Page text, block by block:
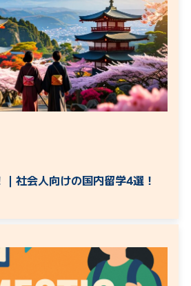
社会人向けの国内留学4選！